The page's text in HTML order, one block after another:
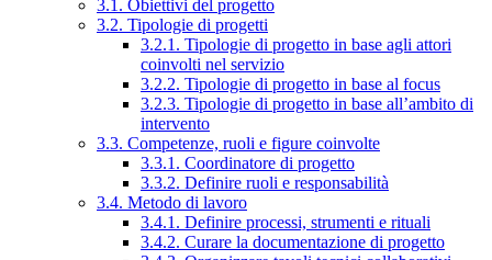
3.1. Obiettivi del progetto
3.2. Tipologie di progetti
3.2.1. Tipologie di progetto in base agli attori
coinvolti nel servizio
3.2.2. Tipologie di progetto in base al focus
3.2.3. Tipologie di progetto in base all’ambito di
intervento
3.3. Competenze, ruoli e figure coinvolte
3.3.1. Coordinatore di progetto
3.3.2. Definire ruoli e responsabilità
3.4. Metodo di lavoro
3.4.1. Definire processi, strumenti e rituali
3.4.2. Curare la documentazione di progetto